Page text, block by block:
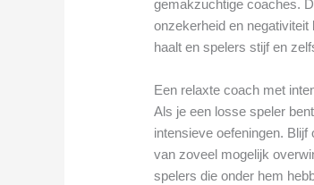
gemakzuchtige coaches.
onzekerheid en
haalt en spelers stijf en
Een relaxte coach met
Als je een losse speler
intensieve oefeningen.
van zoveel mogelijk
spelers die onder hem